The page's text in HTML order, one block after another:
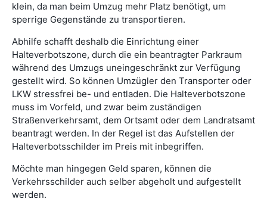
klein, da man beim Umzug mehr Platz benötigt, um
sperrige Gegenstände zu transportieren.
Abhilfe schafft deshalb die Einrichtung einer
Halteverbotszone, durch die ein beantragter Parkraum
während des Umzugs uneingeschränkt zur Verfügung
gestellt wird. So können Umzügler den Transporter oder
LKW stressfrei be- und entladen. Die Halteverbotszone
muss im Vorfeld, und zwar beim zuständigen
Straßenverkehrsamt, dem Ortsamt oder dem Landratsamt
beantragt werden. In der Regel ist das Aufstellen der
Halteverbotsschilder im Preis mit inbegriffen.
Möchte man hingegen Geld sparen, können die
Verkehrsschilder auch selber abgeholt und aufgestellt
werden.